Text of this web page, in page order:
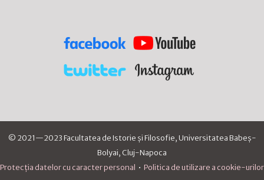
© 2021—2023 Facultatea de Istorie și Filosofie, Universitatea Babeș-
Bolyai, Cluj-Napoca
Protecția datelor cu caracter personal • Politica de utilizare a cookie-urilor